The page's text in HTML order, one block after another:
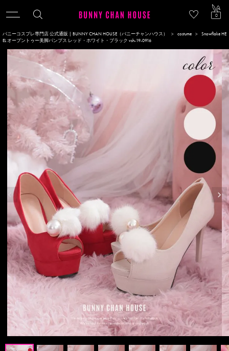
0
バニーコスプレ専門店 公式通販 | BUNNY CHAN HOUSE（バニーチャンハウス） costume
Snowflake HE
EL オープントゥー美脚パンプス レッド・ホワイト・ブラック vsh-19-0916